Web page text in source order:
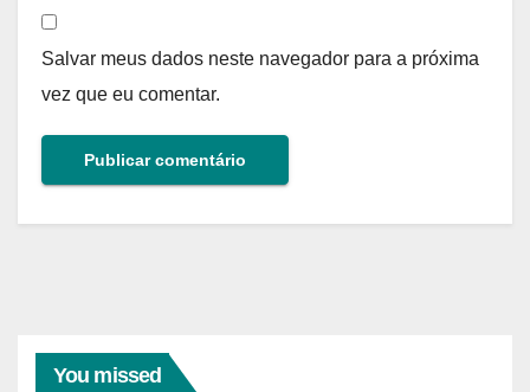
Salvar meus dados neste navegador para a próxima
vez que eu comentar.
You missed